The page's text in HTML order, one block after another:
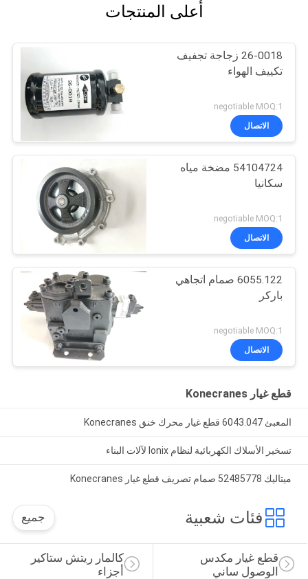
أعلى المنتجات
26-0018 زجاجة تجفيف
تكييف الهواء
negotiable MOQ:1
الاتصال
54104724 مضخة مياه
سكانيا
negotiable MOQ:1
الاتصال
6055.122 صمام اتجاهي
باركر
negotiable MOQ:1
الاتصال
قطع غيار Konecranes
المعبئ 6043.047 قطع غيار محرك خنق Konecranes
تسخير الأسلاك الكهربائية لنظام Ionix لآلات البناء
ميتاليك 52485778 صمام تصريف قطع غيار Konecranes
فئات شعبية جميع
كالمار ريتش ستاكير
أجزاء
قطع غيار مكدس
الوصول ساني